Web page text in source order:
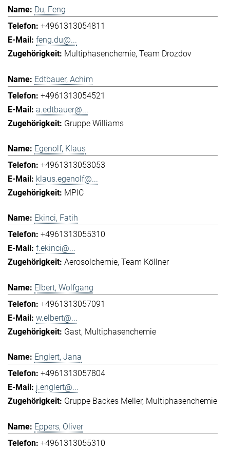
Du, Feng
+4961313054811
feng.du@...
Multiphasenchemie Team Drozdov
Edtbauer, Achim
+4961313054521
a.edtbauer@...
Gruppe Williams
Egenolf, Klaus
+4961313053053
klaus.egenolf@...
MPIC
Ekinci, Fatih
+4961313055310
f.ekinci@...
Aerosolchemie Team Köllner
Elbert, Wolfgang
+4961313057091
w.elbert@...
Gast Multiphasenchemie
Englert, Jana
+4961313057804
j.englert@...
Gruppe Backes Meller Multiphasenchemie
Eppers, Oliver
+4961313055310